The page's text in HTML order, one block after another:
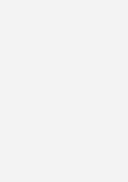
Das merken vor
Fragen eingehen.
auch bei den
richtig ist.
Nachfrage nach
Ausbau der
und die
treffen auf
zunehmend Wert